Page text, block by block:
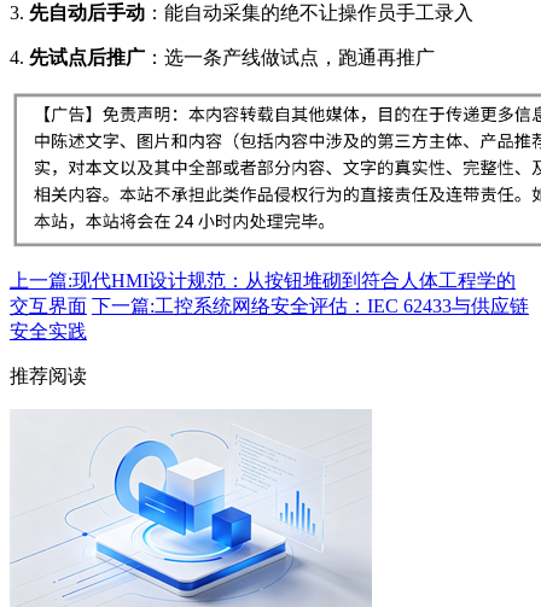
3. 先自动后手动 ：能自动采集的绝不让操作员手工录入
4. 先试点后推广 ：选一条产线做试点，跑通再推广
上一篇:现代HMI设计规范：从按钮堆砌到符合人体工程学的
交互界面 下一篇:工控系统网络安全评估：IEC 62433与供应链
安全实践
推荐阅读